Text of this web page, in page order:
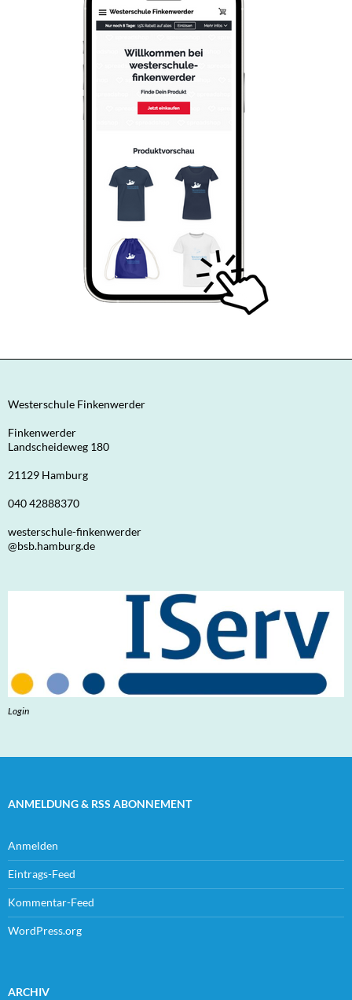
Westerschule Finkenwerder
Finkenwerder
Landscheideweg 180
21129 Hamburg
040 42888370
westerschule-finkenwerder
@bsb.hamburg.de
Login
ANMELDUNG & RSS ABONNEMENT
Anmelden
Eintrags-Feed
Kommentar-Feed
WordPress.org
ARCHIV